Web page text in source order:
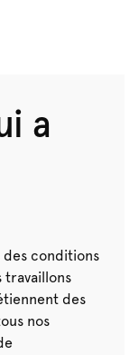
a
des conditions
travaillons
des
nos